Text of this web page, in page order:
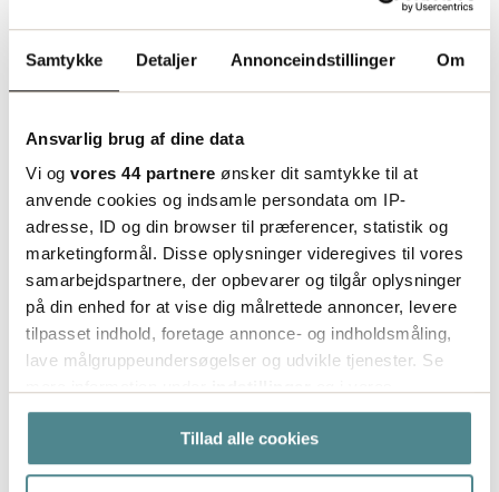
Samtykke Detaljer Annonceindstillinger Om
Ansvarlig brug af dine data
Vi og vores 44 partnere ønsker dit samtykke til at
anvende cookies og indsamle persondata om IP-
adresse, ID og din browser til præferencer, statistik og
marketingformål. Disse oplysninger videregives til vores
samarbejdspartnere, der opbevarer og tilgår oplysninger
på din enhed for at vise dig målrettede annoncer, levere
tilpasset indhold, foretage annonce- og indholdsmåling,
lave målgruppeundersøgelser og udvikle tjenester. Se
persondatapolitik. Du kan altid trække dit samtykke
tilbage eller ændre indstillinger fra vores
"Cookiedeklaration", eller ved at trykke på "Privacy
Tillad alle cookies
Fire hurtige tips til det bedste resultat